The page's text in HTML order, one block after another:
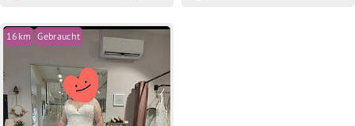
16km Gebraucht